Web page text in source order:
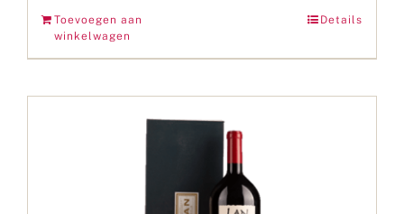
Toevoegen aan
winkelwagen
Details